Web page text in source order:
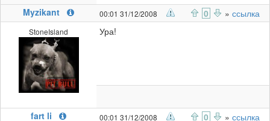
Myzikant 00:01 31/12/2008 0 » ссылка
StoneIsland Ура!
fart li 00:01 31/12/2008 0 » ссылка